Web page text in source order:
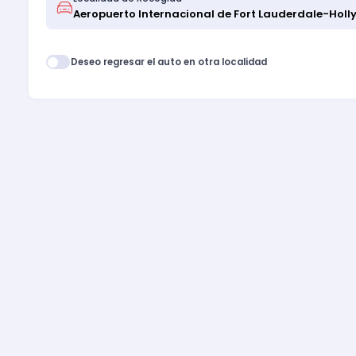
Deseo regresar el auto en otra localidad